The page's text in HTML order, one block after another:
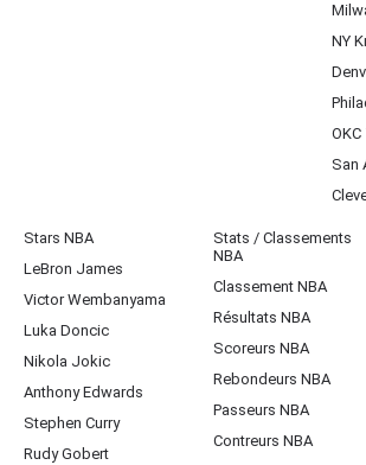
NY
San
Stars NBA
LeBron James
Victor Wembanyama
Luka Doncic
Nikola Jokic
Anthony Edwards
Stephen Curry
Rudy Gobert
Stats / Classements
NBA
Classement NBA
Résultats NBA
Scoreurs NBA
Rebondeurs NBA
Passeurs NBA
Contreurs NBA